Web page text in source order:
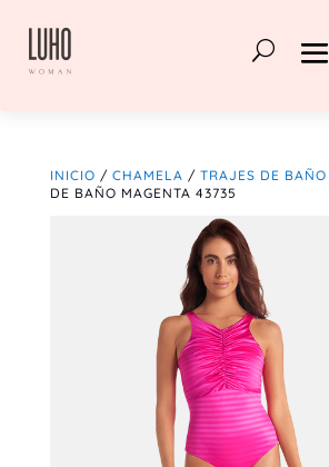
INICIO / CHAMELA / TRAJES DE BAÑO
DE BAÑO MAGENTA 43735